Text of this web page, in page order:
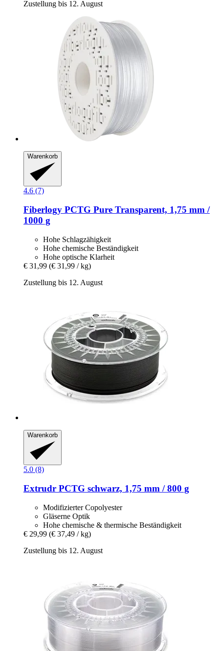
Zustellung bis 12. August
Warenkorb
4.6 (7)
Fiberlogy PCTG Pure Transparent, 1,75 mm /
1000 g
Hohe Schlagzähigkeit
Hohe chemische Beständigkeit
Hohe optische Klarheit
€ 31,99 (€ 31,99 / kg)
Zustellung bis 12. August
Warenkorb
5.0 (8)
Extrudr PCTG schwarz, 1,75 mm / 800 g
Modifizierter Copolyester
Gläserne Optik
Hohe chemische & thermische Beständigkeit
€ 29,99 (€ 37,49 / kg)
Zustellung bis 12. August